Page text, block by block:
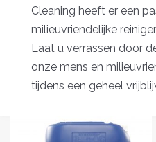
Cleaning heeft er een
milieuvriendelijke
Laat u verrassen door
onze mens en
tijdens een geheel